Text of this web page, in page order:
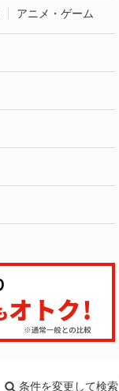
アニメ・ゲーム
条件を変更して検索